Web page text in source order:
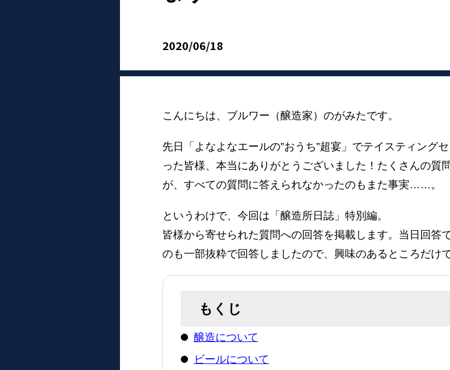
2020/06/18
こんにちは、ブルワー（醸造家）のがみたです。
先日「よなよなエールの”おうち”超宴」でテイスティング
った皆様、本当にありがとうございました！たくさんの質
が、すべての質問に答えられなかったのもまた事実……。
というわけで、今回は「醸造所日誌」特別編。
皆様から寄せられた質問への回答を掲載します。当日回答
のも一部抜粋で回答しましたので、興味のあるところだけ
もくじ
醸造について
ビールについて